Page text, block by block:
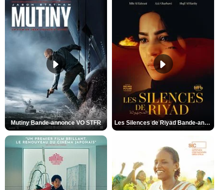
Mutiny Bande-annonce VO STFR Les Silences de Riyad Bande-annonce VO STFR